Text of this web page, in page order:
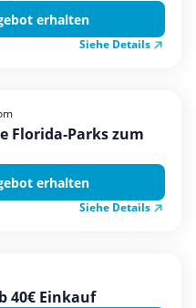
erhalten
Siehe Details
Florida-Parks zum
erhalten
Siehe Details
40€ Einkauf